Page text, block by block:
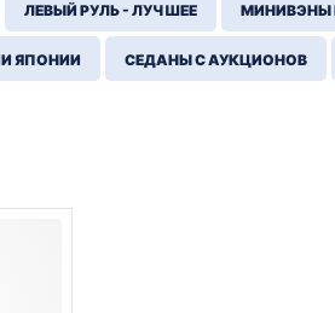
ЛЕВЫЙ РУЛЬ - ЛУЧШЕЕ МИНИВЭНЫ
ЯПОНИИ СЕДАНЫ С АУКЦИОНОВ